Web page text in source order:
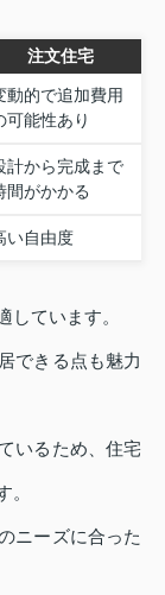
注文住宅
動的で追加費用
可能性あり
計から完成まで
間がかかる
い自由度
ています。
できる点も魅力
いるため、住宅
。
ニーズに合った